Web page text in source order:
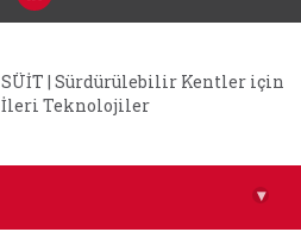
SÜİT | Sürdürülebilir Kentler için
İleri Teknolojiler
▾